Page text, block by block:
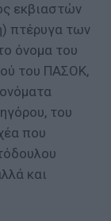
εκβιαστών
πτέρυγα των
όνομα του
του ΠΑΣΟΚ,
του
που
και